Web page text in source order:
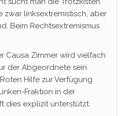
zwar linksextremistisch, aber
Beim Rechtsextremismus
Causa Zimmer wird vielfach
der Abgeordnete sein
Hilfe zur Verfügung
Fraktion in der
dies explizit unterstützt.